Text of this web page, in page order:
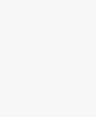
vendrá
parte